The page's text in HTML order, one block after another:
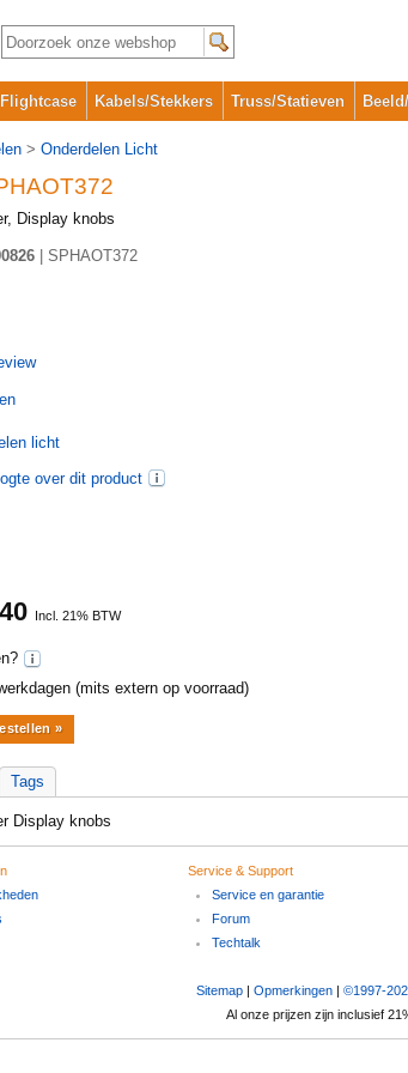
Flightcase Kabels/Stekkers Truss/Statieven
> Onderdelen Licht
Display knobs
SPHAOT372
licht
over dit product
Incl. 21% BTW
(mits extern op voorraad)
Tags
Display knobs
Service & Support
Service en garantie
Forum
Techtalk
Sitemap| Opmerkingen| ©1997-
Al onze prijzen zijn inclusief